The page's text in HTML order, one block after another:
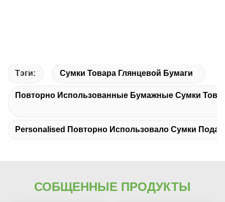
Тэги: Сумки Товара Глянцевой Бумаги
Повторно Использованные Бумажные Сумки
Personalised Повторно Использовало Сумки
СОБЩЕННЫЕ ПРОДУКТЫ